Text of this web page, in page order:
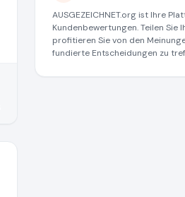
AUSGEZEICHNET.org ist Ihre
Kundenbewertungen. Teilen Sie
profitieren Sie von den
fundierte Entscheidungen zu